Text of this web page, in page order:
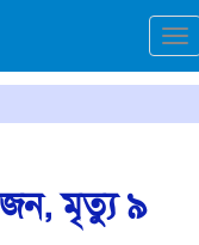
মৃত্যু ৯